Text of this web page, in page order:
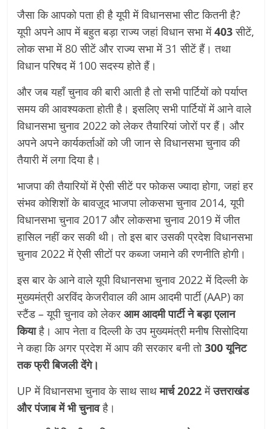
जैसा कि आपको पता ही है यूपी में विधानसभा सीट कितनी है?
यूपी अपने आप में बहुत बड़ा राज्य जहां विधान सभा में403सीटें,
लोक सभा में 80 सीटें और राज्य सभा में 31 सीटें हैं। तथा
विधान परिषद में 100 सदस्य होते हैं।
और जब यहाँ चुनाव की बारी आती है तो सभी पार्टियों को पर्याप्त
समय की आवश्यकता होती है। इसलिए सभी पार्टियों में आने वाले
विधानसभा चुनाव 2022 को लेकर तैयारियां जोरों पर हैं। और
अपने अपने कार्यकर्ताओं को जी जान से विधानसभा चुनाव की
तैयारी में लगा दिया है।
भाजपा की तैयारियों में ऐसी सीटें पर फोकस ज्यादा होगा, जहां हर
संभव कोशिशों के बावज़ूद भाजपा लोकसभा चुनाव 2014, यूपी
विधानसभा चुनाव 2017 और लोकसभा चुनाव 2019 में जीत
हासिल नहीं कर सकी थी। तो इस बार उसकी प्रदेश विधानसभा
चुनाव 2022 में ऐसी सीटों पर कब्जा जमाने की रणनीति होगी।
इस बार के आने वाले यूपी विधानसभा चुनाव 2022 में दिल्ली के
मुख्यमंत्री अरविंद केजरीवाल की आम आदमी पार्टी (AAP) का
स्टैंड – यूपी चुनाव को लेकरआम आदमी पार्टी ने बड़ा एलान
कियाहै। आप नेता व दिल्ली के उप मुख्यमंत्री मनीष सिसोदिया
ने कहा कि अगर प्रदेश में आप की सरकार बनी तो300 यूनिट
तक फ्री बिजली देंगे।
UP में विधानसभा चुनाव के साथ साथमार्च 2022मेंउत्तराखंड
और पंजाब में भी चुनावहै।